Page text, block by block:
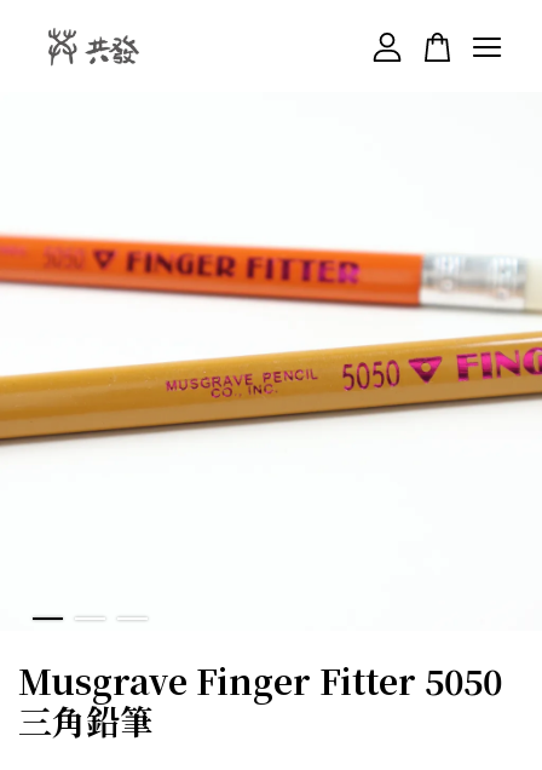
Musgrave Finger Fitter 5050
三角鉛筆